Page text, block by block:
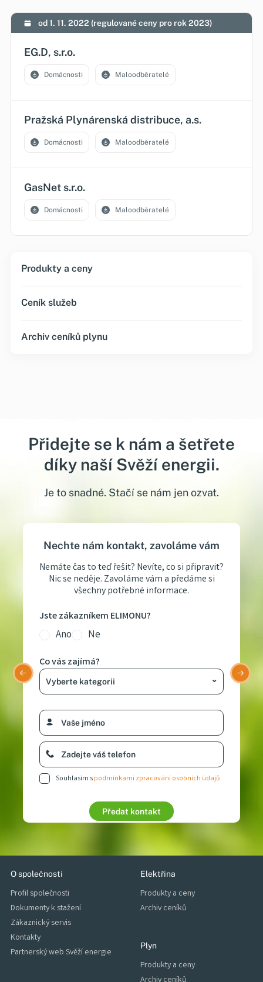
od 1. 11. 2022 (regulované ceny pro rok 2023)
EG.D, s.r.o.
Domácnosti Maloodběratelé
Pražská Plynárenská distribuce, a.s.
Domácnosti Maloodběratelé
GasNet s.r.o.
Domácnosti Maloodběratelé
Produkty a ceny
Ceník služeb
Archiv ceníků plynu
Přidejte se k nám a šetřete
díky naší Svěží energii.
Je to snadné. Stačí se nám jen ozvat.
Nechte nám kontakt, zavoláme vám
Nemáte čas to teď řešit? Nevíte, co si připravit?
Nic se neděje. Zavoláme vám a předáme si
všechny potřebné informace.
Jste zákazníkem ELIMONU?
Ano Ne
Co vás zajímá?
Souhlasím spodmínkami zpracování osobních údajů
Předat kontakt
O společnosti
Profil společnosti
Dokumenty k stažení
Zákaznický servis
Kontakty
Partnerský web Svěží energie
Elektřina
Produkty a ceny
Archiv ceníků
Plyn
Produkty a ceny